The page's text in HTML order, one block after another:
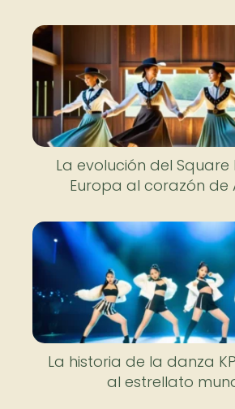
La evolución del Square
Europa al corazón de
La historia de la danza
al estrellato